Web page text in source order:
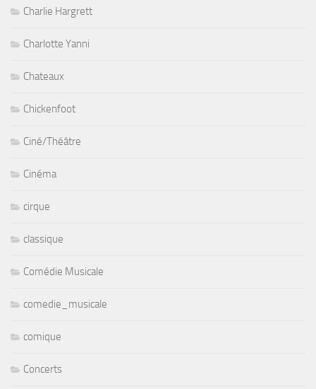
Charlie Hargrett
Charlotte Yanni
Chateaux
Chickenfoot
Ciné/Théâtre
Cinéma
cirque
classique
Comédie Musicale
comedie_musicale
comique
Concerts